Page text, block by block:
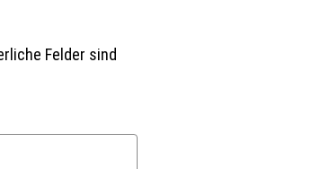
Felder sind